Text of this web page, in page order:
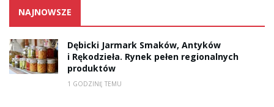
NAJNOWSZE
Dębicki Jarmark Smaków, Antyków
i Rękodzieła. Rynek pełen regionalnych
produktów
1 GODZINĘ TEMU